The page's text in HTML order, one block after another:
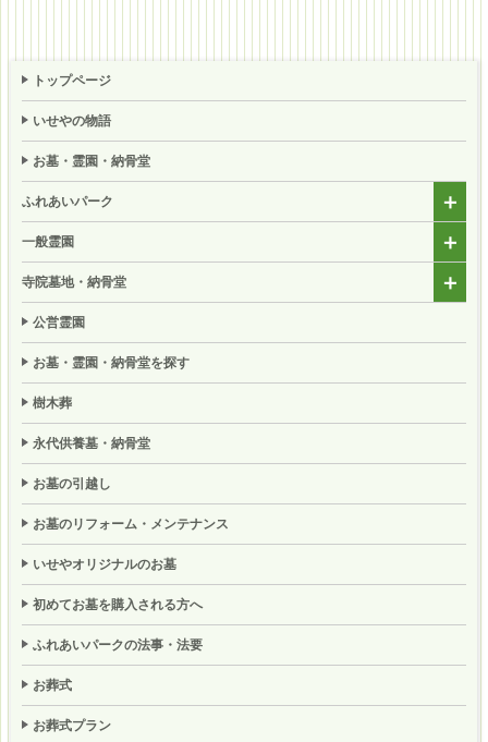
トップページ
いせやの物語
お墓・霊園・納骨堂
ふれあいパーク
一般霊園
寺院墓地・納骨堂
公営霊園
お墓・霊園・納骨堂を探す
樹木葬
永代供養墓・納骨堂
お墓の引越し
お墓のリフォーム・メンテナンス
いせやオリジナルのお墓
初めてお墓を購入される方へ
ふれあいパークの法事・法要
お葬式
お葬式プラン